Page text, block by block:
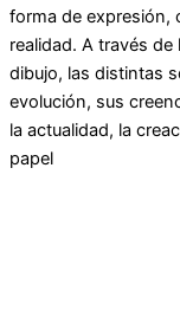
forma de expresión,
realidad. A través de
dibujo, las distintas
evolución, sus
la actualidad, la
papel